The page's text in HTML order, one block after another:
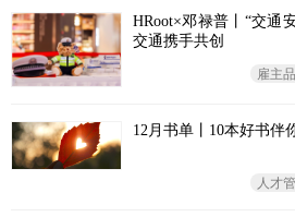
HRoot×邓禄普丨“交通
交通携手共创
雇主
12月书单丨10本好书伴
人才